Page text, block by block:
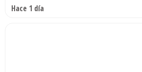
Hace 1 día